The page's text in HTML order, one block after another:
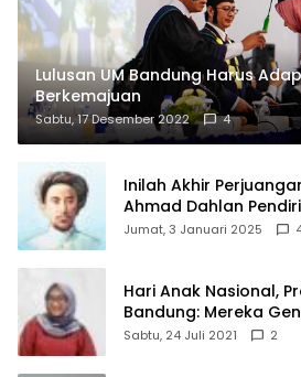
Lulusan UM Bandung Harus
Berkemajuan
Sabtu, 17 Desember 2022 4
Inilah Akhir
Ahmad Dahlan
Jumat, 3 Januari 2025
Hari Anak Nasional,
Bandung: Mereka
Bangsa
Sabtu, 24 Juli 2021 2